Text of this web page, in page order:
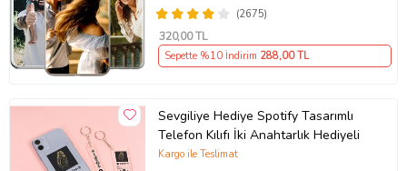
(2675)
320,00 TL
Sepette %10 İndirim 288,00 TL
Sevgiliye Hediye Spotify Tasarımlı
Telefon Kılıfı İki Anahtarlık Hediyeli
Kargo ile Teslimat